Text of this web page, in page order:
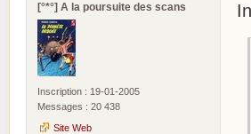
[°*°] A la poursuite des scans
Inscription : 19-01-2005
Messages : 20 438
Site Web